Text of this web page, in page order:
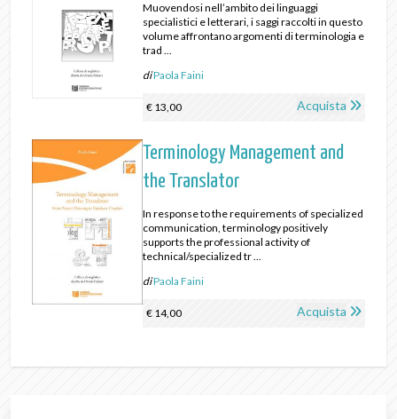
Muovendosi nell’ambito dei linguaggi
specialistici e letterari, i saggi raccolti in questo
volume affrontano argomenti di terminologia e
trad ...
diPaola Faini
€ 13,00 Acquista
Terminology Management and
the Translator
In response to the requirements of specialized
communication, terminology positively
supports the professional activity of
technical/specialized tr ...
diPaola Faini
€ 14,00 Acquista